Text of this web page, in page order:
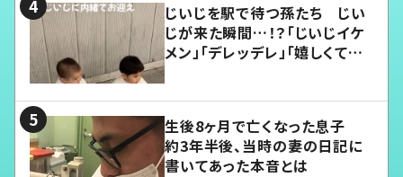
じいじを駅で待つ孫たち じい
じが来た瞬間…！？「じいじイケ
メン」「デレッデレ」「嬉しくて可
生後8ヶ月で亡くなった息子
約3年半後、当時の妻の日記に
書いてあった本音とは